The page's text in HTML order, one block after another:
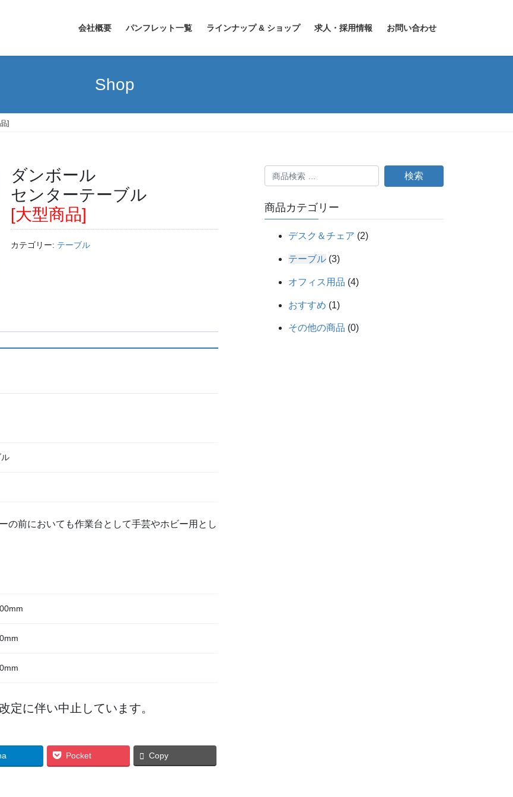
会社概要 パンフレット一覧 ラインナップ & ショップ 求人・採用情報 お問い合わせ
Shop
]
ダンボール
センターテーブル
[大型商品]
カテゴリー: テーブル
の前においても作業台として手芸やホビー用とし
定に伴い中止しています。
Pocket Copy
検
索
対
象:
検索
商品カテゴリー
デスク＆チェア (2)
テーブル (3)
オフィス用品 (4)
おすすめ (1)
その他の商品 (0)